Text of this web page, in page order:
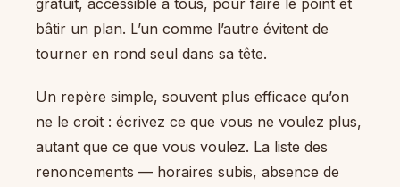
gratuit, accessible à tous, pour faire le point et
bâtir un plan. L’un comme l’autre évitent de
tourner en rond seul dans sa tête.
Un repère simple, souvent plus efficace qu’on
ne le croit : écrivez ce que vous ne voulez plus,
autant que ce que vous voulez. La liste des
renoncements — horaires subis, absence de